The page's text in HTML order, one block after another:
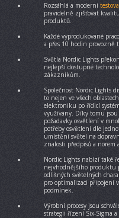
Rozsáhlá a moderní
pravidelně zjišťovat
produktů.
Každé vyprodukované
a přes 10 hodin provozně
Světla Nordic Lights
nejlepší dostupné
zákazníkům.
Společnost Nordic Lights
to nejen ve všech
elektroniku po řídicí
využívány. Díky tomu
požadavky osvětlení v
potřeby osvětlení dle
umístění světel na
znalosti předpisů a norem
Nordic Lights nabízí také
nejvhodnějšího produktu
odlišných světelných
pro optimalizaci připojení
podmínek.
Výrobní procesy jsou
strategii řízení Six-Sigma